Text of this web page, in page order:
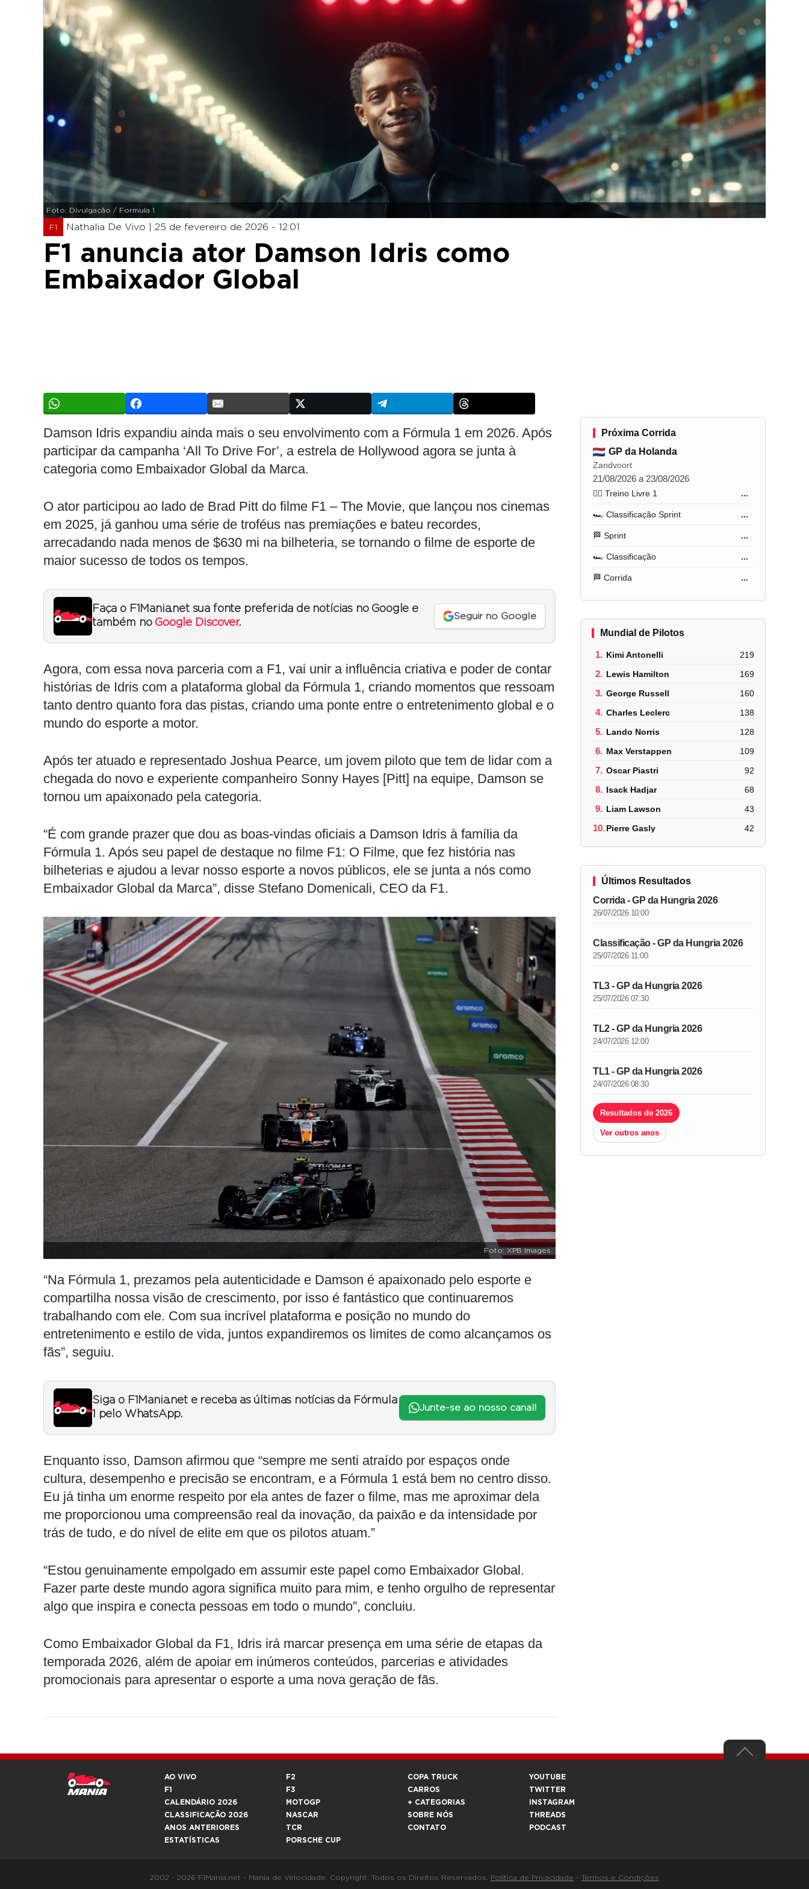
Foto: Divulgação / Formula 1
F1 Nathalia De Vivo | 25 de fevereiro de 2026 - 12:01
F1 anuncia ator Damson Idris como
Embaixador Global
Damson Idris expandiu ainda mais o seu envolvimento com a Fórmula 1 em 2026. Após
participar da campanha ‘All To Drive For’, a estrela de Hollywood agora se junta à
categoria como Embaixador Global da Marca.
O ator participou ao lado de Brad Pitt do filme F1 – The Movie, que lançou nos cinemas
em 2025, já ganhou uma série de troféus nas premiações e bateu recordes,
arrecadando nada menos de $630 mi na bilheteria, se tornando o filme de esporte de
maior sucesso de todos os tempos.
Faça o F1Mania.net sua fonte preferida de notícias no Google e
também no Google Discover.
Seguir no Google
Agora, com essa nova parceria com a F1, vai unir a influência criativa e poder de contar
histórias de Idris com a plataforma global da Fórmula 1, criando momentos que ressoam
tanto dentro quanto fora das pistas, criando uma ponte entre o entretenimento global e o
mundo do esporte a motor.
Após ter atuado e representado Joshua Pearce, um jovem piloto que tem de lidar com a
chegada do novo e experiente companheiro Sonny Hayes [Pitt] na equipe, Damson se
tornou um apaixonado pela categoria.
“É com grande prazer que dou as boas-vindas oficiais a Damson Idris à família da
Fórmula 1. Após seu papel de destaque no filme F1: O Filme, que fez história nas
bilheterias e ajudou a levar nosso esporte a novos públicos, ele se junta a nós como
Embaixador Global da Marca”, disse Stefano Domenicali, CEO da F1.
Foto: XPB Images
“Na Fórmula 1, prezamos pela autenticidade e Damson é apaixonado pelo esporte e
compartilha nossa visão de crescimento, por isso é fantástico que continuaremos
trabalhando com ele. Com sua incrível plataforma e posição no mundo do
entretenimento e estilo de vida, juntos expandiremos os limites de como alcançamos os
fãs”, seguiu.
Siga o F1Mania.net e receba as últimas notícias da Fórmula
1 pelo WhatsApp.
Junte-se ao nosso canal!
Enquanto isso, Damson afirmou que “sempre me senti atraído por espaços onde
cultura, desempenho e precisão se encontram, e a Fórmula 1 está bem no centro disso.
Eu já tinha um enorme respeito por ela antes de fazer o filme, mas me aproximar dela
me proporcionou uma compreensão real da inovação, da paixão e da intensidade por
trás de tudo, e do nível de elite em que os pilotos atuam.”
“Estou genuinamente empolgado em assumir este papel como Embaixador Global.
Fazer parte deste mundo agora significa muito para mim, e tenho orgulho de representar
algo que inspira e conecta pessoas em todo o mundo”, concluiu.
Como Embaixador Global da F1, Idris irá marcar presença em uma série de etapas da
temporada 2026, além de apoiar em inúmeros conteúdos, parcerias e atividades
promocionais para apresentar o esporte a uma nova geração de fãs.
Próxima Corrida
GP da Holanda
Zandvoort
21/08/2026 a 23/08/2026
🏋️‍♂️ Treino Livre 1 ...
🏎️ Classificação Sprint ...
🏁 Sprint ...
🏎️ Classificação ...
🏁 Corrida ...
Mundial de Pilotos
1. Kimi Antonelli 219
2. Lewis Hamilton 169
3. George Russell 160
4. Charles Leclerc 138
5. Lando Norris 128
6. Max Verstappen 109
7. Oscar Piastri 92
8. Isack Hadjar 68
9. Liam Lawson 43
10.Pierre Gasly 42
Últimos Resultados
Corrida - GP da Hungria 2026
26/07/2026 10:00
Classificação - GP da Hungria 2026
25/07/2026 11:00
TL3 - GP da Hungria 2026
25/07/2026 07:30
TL2 - GP da Hungria 2026
24/07/2026 12:00
TL1 - GP da Hungria 2026
24/07/2026 08:30
Resultados de 2026
Ver outros anos
AO VIVO
F1
CALENDÁRIO 2026
CLASSIFICAÇÃO 2026
ANOS ANTERIORES
ESTATÍSTICAS
F2
F3
MOTOGP
NASCAR
TCR
PORSCHE CUP
COPA TRUCK
CARROS
+ CATEGORIAS
SOBRE NÓS
CONTATO
YOUTUBE
TWITTER
INSTAGRAM
THREADS
PODCAST
2002 - 2026 F1Mania.net - Mania de Velocidade. Copyright. Todos os Direitos Reservados. Política de Privacidade - Termos e Condições